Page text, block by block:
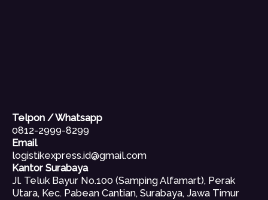
Telpon / Whatsapp
0812-2999-8299
Email
logistikexpress.id@gmail.com
Kantor Surabaya
Jl. Teluk Bayur No.100 (Samping Alfamart), Perak
Utara, Kec. Pabean Cantian, Surabaya, Jawa Timur